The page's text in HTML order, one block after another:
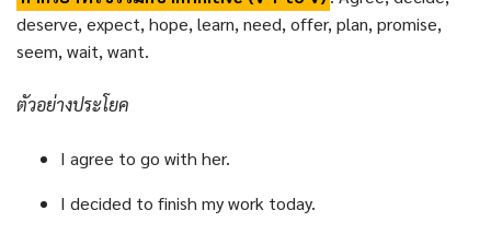
deserve, expect, hope, learn, need, offer, plan, promise,
seem, wait, want.
ตัวอย่างประโยค
I agree to go with her.
I decided to finish my work today.